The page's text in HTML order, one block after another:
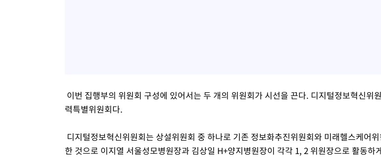
이번 집행부의 위원회 구성에 있어서는 두 개의 위원회가 시선을 끈다. 디지털정보혁신위
력특별위원회다.
디지털정보혁신위원회는 상설위원회 중 하나로 기존 정보화추진위원회와 미래헬스케어
한 것으로 이지열 서울성모병원장과 김상일 H+양지병원장이 각각 1, 2 위원장으로 활동하